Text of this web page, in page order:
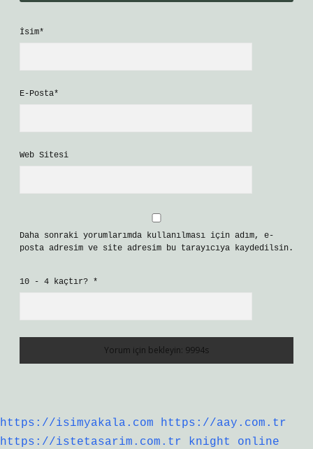
İsim*
E-Posta*
Web Sitesi
Daha sonraki yorumlarımda kullanılması için adım, e-
posta adresim ve site adresim bu tarayıcıya kaydedilsin.
10 - 4 kaçtır? *
https://isimyakala.com
https://aay.com.tr
https://istetasarim.com.tr
knight online